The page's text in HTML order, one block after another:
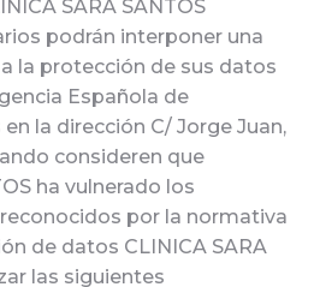
SARA SANTOS
podrán interponer una
la protección de sus datos
Española de
la dirección C/ Jorge Juan,
consideren que
ha vulnerado los
por la normativa
de datos CLINICA SARA
las siguientes